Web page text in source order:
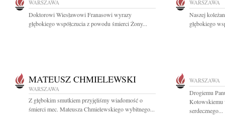
WARSZAWA
Doktorowi Wiesławowi Franasowi wyrazy
głębokiego współczucia z powodu śmierci Żony...
WARSZAWA
Naszej
głębokiego
MATEUSZ CHMIELEWSKI
WARSZAWA
Z głębokim smutkiem przyjęliśmy wiadomość o
śmierci mec. Mateusza Chmielewskiego wybitnego...
WARSZAWA
Drogiemu
Kotowskiemu
serdecznego...